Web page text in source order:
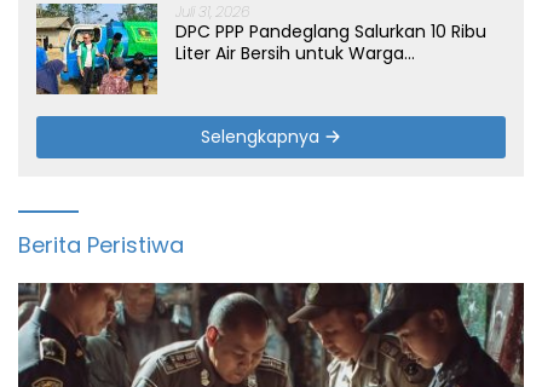
Juli 31, 2026
DPC PPP Pandeglang Salurkan 10 Ribu
Liter Air Bersih untuk Warga
Selengkapnya
Berita Peristiwa